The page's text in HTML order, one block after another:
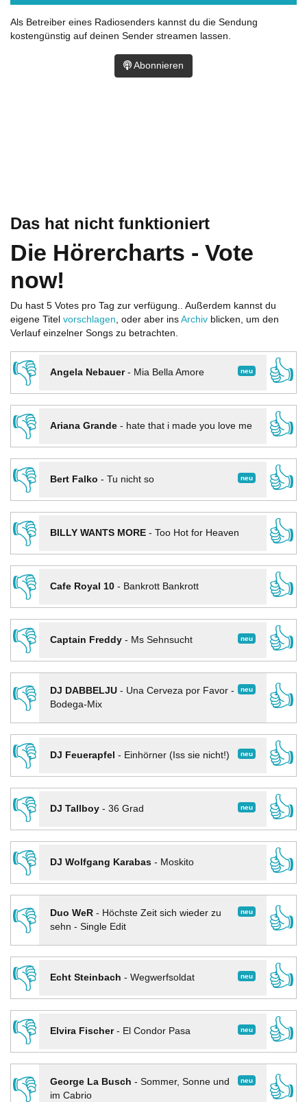
Das hat nicht funktioniert
Die Hörercharts - Vote
now!
Du hast 5 Votes pro Tag zur verfügung.. Außerdem kannst du
eigene Titel vorschlagen, oder aber ins Archiv blicken, um den
Verlauf einzelner Songs zu betrachten.
👎 neu
Angela Nebauer- Mia Bella Amore
👍
👎
Ariana Grande- hate that i made you love me
👍
👎
neu
Bert Falko - Tu nicht so
👍
👎
BILLY WANTS MORE- Too Hot for Heaven
👍
👎
Cafe Royal 10- Bankrott Bankrott
👍
👎
neu
Captain Freddy- Ms Sehnsucht
👍
👎
neu
DJ DABBELJU- Una Cerveza por Favor -
Bodega-Mix
👍
👎
neu
DJ Feuerapfel - Einhörner (Iss sie nicht!)
👍
👎
neu
DJ Tallboy- 36 Grad
👍
👎
DJ Wolfgang Karabas- Moskito
👍
👎
neu
Duo WeR- Höchste Zeit sich wieder zu
sehn - Single Edit
👍
👎
neu
Echt Steinbach - Wegwerfsoldat
👍
👎
neu
Elvira Fischer- El Condor Pasa
👍
👎
neu
George La Busch - Sommer, Sonne und
im Cabrio
👍
Als Betreiber eines Radiosenders kannst du die Sendung
kostengünstig auf deinen Sender streamen lassen.
Abonnieren